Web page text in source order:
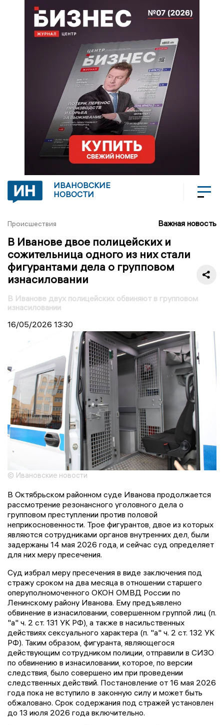
ИВАНОВСКИЕ
НОВОСТИ
Происшествия Важная новость
В Иванове двое полицейских и
сожительница одного из них стали
фигурантами дела о групповом
изнасиловании
В Иванове двух полицейских обвиняют в групповом
изнасиловании
16/05/2026 13:30
© Ивановские новости
В Октябрьском районном суде Иванова продолжается
рассмотрение резонансного уголовного дела о
групповом преступлении против половой
неприкосновенности. Трое фигурантов, двое из которых
являются сотрудниками органов внутренних дел, были
задержаны 14 мая 2026 года, и сейчас суд определяет
для них меру пресечения.
Суд избрал меру пресечения в виде заключения под
стражу сроком на два месяца в отношении старшего
оперуполномоченного ОКОН ОМВД России по
Ленинскому району Иванова. Ему предъявлено
обвинение в изнасиловании, совершенном группой лиц (п.
"а" ч. 2 ст. 131 УК РФ), а также в насильственных
действиях сексуального характера (п. "а" ч. 2 ст. 132 УК
РФ). Таким образом, фигуранта, являющегося
действующим сотрудником полиции, отправили в СИЗО
по обвинению в изнасиловании, которое, по версии
следствия, было совершено им при проведении
следственных действий. Постановление от 16 мая 2026
года пока не вступило в законную силу и может быть
обжаловано. Срок содержания под стражей установлен
до 13 июля 2026 года включительно.